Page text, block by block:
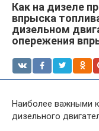
Как на дизеле
впрыска
дизельном
опережения
Наиболее важными
дизельного